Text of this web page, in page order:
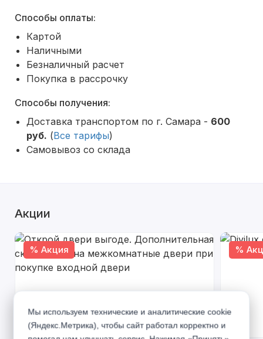
Способы оплаты:
Картой
Наличными
Безналичный расчет
Покупка в рассрочку
Способы получения:
Доставка транспортом по г. Самара - 600
руб. (Все тарифы)
Самовывоз со склада
Акции
% Акция %
Мы используем технические и аналитические cookie
(Яндекс.Метрика), чтобы сайт работал корректно и